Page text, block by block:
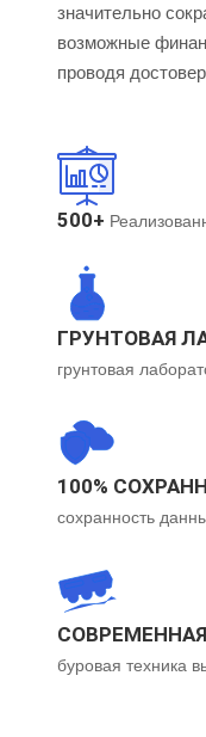
значительно
возможные
проводя
500+
ГРУНТОВАЯ
грунтовая
100%
сохранность
буровая техника